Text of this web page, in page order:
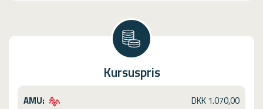
Kursuspris
AMU: DKK 1.070,00